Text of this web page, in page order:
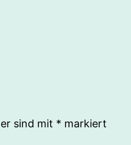
sind mit * markiert